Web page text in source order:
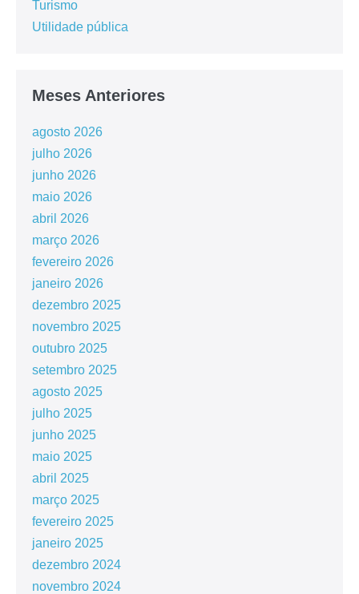
Turismo
Utilidade pública
Meses Anteriores
agosto 2026
julho 2026
junho 2026
maio 2026
abril 2026
março 2026
fevereiro 2026
janeiro 2026
dezembro 2025
novembro 2025
outubro 2025
setembro 2025
agosto 2025
julho 2025
junho 2025
maio 2025
abril 2025
março 2025
fevereiro 2025
janeiro 2025
dezembro 2024
novembro 2024